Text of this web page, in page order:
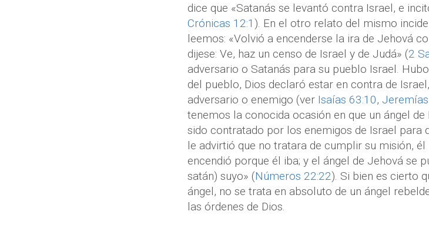
dice que «Satanás se levantó contra Israel, e
Crónicas 12:1 ). En el otro relato del mismo
leemos: «Volvió a encenderse la ira de Jehová
dijese: Ve, haz un censo de Israel y de Judá» (2
adversario o Satanás para su pueblo Israel.
del pueblo, Dios declaró estar en contra de
adversario o enemigo (ver Isaías 63:10,
tenemos la conocida ocasión en que un ángel
sido contratado por los enemigos de Israel para
le advirtió que no tratara de cumplir su misión,
encendió porque él iba; y el ángel de Jehová se
satán) suyo» (Números 22:22). Si bien es cierto
ángel, no se trata en absoluto de un ángel
las órdenes de Dios.